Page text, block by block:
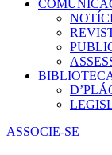
ASSOCIE-SE